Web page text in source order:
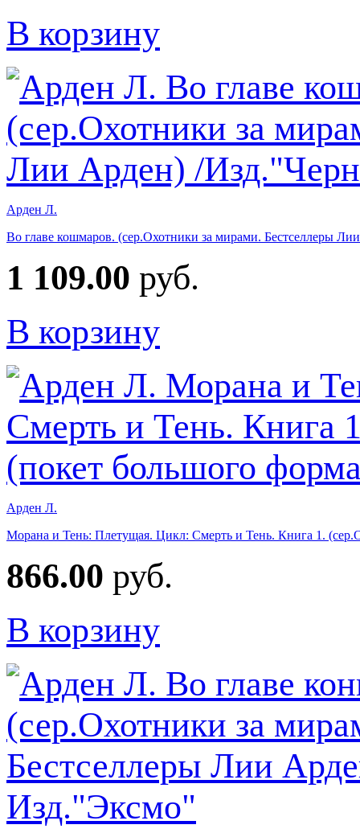
В корзину
Арден Л.
Во главе кошмаров. (сер.Охотники за мирами. Бестселлеры
1 109.00 руб.
В корзину
Арден Л.
Морана и Тень: Плетущая. Цикл: Смерть и Тень. Книга 1.
866.00 руб.
В корзину